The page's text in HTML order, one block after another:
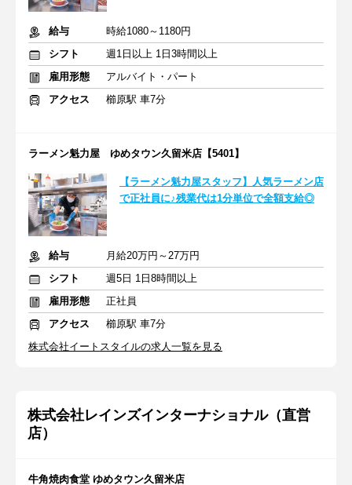
給与
時給1080～1180円
シフト
週1日以上 1日3時間以上
雇用形態
アルバイト・パート
アクセス
櫛原駅 車7分
ラーメン魁力屋 ゆめタウン久留米店【5401】
【ラーメン魁力屋スタッフ】人気ラーメン店
で正社員に♪残業代は1分単位で全額支給◎
給与
月給20万円～27万円
シフト
週5日 1日8時間以上
雇用形態
正社員
アクセス
櫛原駅 車7分
株式会社イートスタイルの求人一覧を見る
株式会社レインズインターナショナル（直営
店）
牛角焼肉食堂 ゆめタウン久留米店